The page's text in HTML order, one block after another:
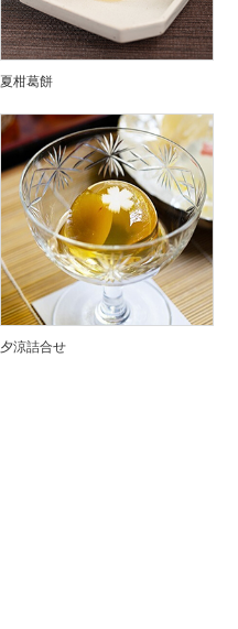
夏柑葛餅
夕涼詰合せ